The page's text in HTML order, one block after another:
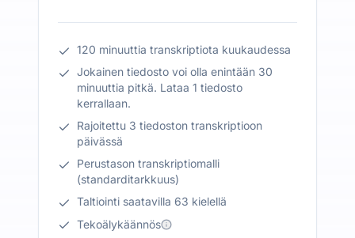
120 minuuttia transkriptiota kuukaudessa
Jokainen tiedosto voi olla enintään 30
minuuttia pitkä. Lataa 1 tiedosto
kerrallaan.
Rajoitettu 3 tiedoston transkriptioon
päivässä
Perustason transkriptiomalli
(standarditarkkuus)
Taltiointi saatavilla 63 kielellä
Tekoälykäännös